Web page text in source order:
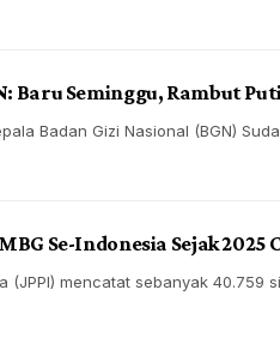
Baru Seminggu, Rambut
Badan Gizi Nasional (BGN)
Se-Indonesia Sejak 2025
(JPPI) mencatat sebanyak